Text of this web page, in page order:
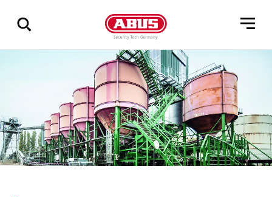
Ergebnisse